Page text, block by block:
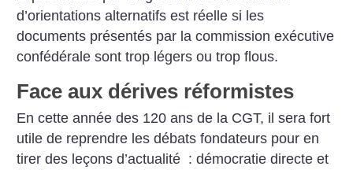
d’orientations alternatifs est réelle si les
documents présentés par la commission exécutive
confédérale sont trop légers ou trop flous.
Face aux dérives réformistes
En cette année des 120 ans de la CGT, il sera fort
utile de reprendre les débats fondateurs pour en
tirer des leçons d’actualité : démocratie directe et